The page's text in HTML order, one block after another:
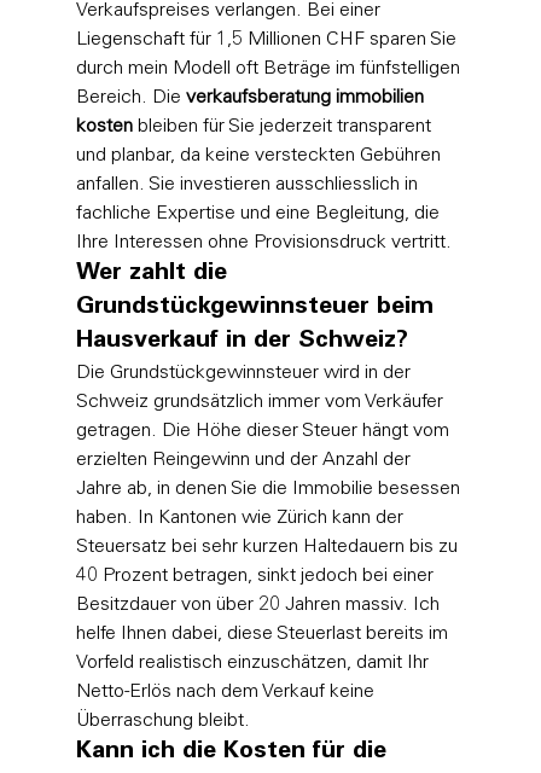
Verkaufspreises verlangen. Bei einer
Liegenschaft für 1,5 Millionen CHF sparen Sie
durch mein Modell oft Beträge im fünfstelligen
Bereich. Die verkaufsberatung immobilien
kosten bleiben für Sie jederzeit transparent
und planbar, da keine versteckten Gebühren
anfallen. Sie investieren ausschliesslich in
fachliche Expertise und eine Begleitung, die
Ihre Interessen ohne Provisionsdruck vertritt.
Wer zahlt die
Grundstückgewinnsteuer beim
Hausverkauf in der Schweiz?
Die Grundstückgewinnsteuer wird in der
Schweiz grundsätzlich immer vom Verkäufer
getragen. Die Höhe dieser Steuer hängt vom
erzielten Reingewinn und der Anzahl der
Jahre ab, in denen Sie die Immobilie besessen
haben. In Kantonen wie Zürich kann der
Steuersatz bei sehr kurzen Haltedauern bis zu
40 Prozent betragen, sinkt jedoch bei einer
Besitzdauer von über 20 Jahren massiv. Ich
helfe Ihnen dabei, diese Steuerlast bereits im
Vorfeld realistisch einzuschätzen, damit Ihr
Netto-Erlös nach dem Verkauf keine
Überraschung bleibt.
Kann ich die Kosten für die